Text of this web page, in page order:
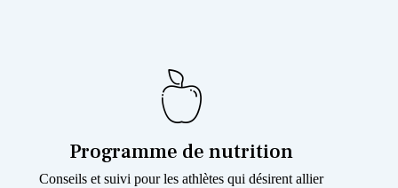
Programme de nutrition
Conseils et suivi pour les athlètes qui désirent allier